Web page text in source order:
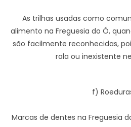
As trilhas usadas como
alimento na Freguesia do Ó,
são facilmente reconhecidas,
rala ou inexistente
f)
Marcas de dentes na Freguesia